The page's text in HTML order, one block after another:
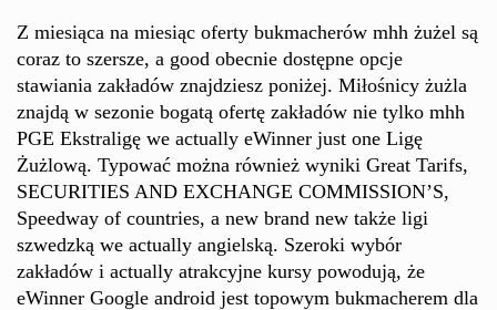
Z miesiąca na miesiąc oferty bukmacherów mhh żużel są
coraz to szersze, a good obecnie dostępne opcje
stawiania zakładów znajdziesz poniżej. Miłośnicy żużla
znajdą w sezonie bogatą ofertę zakładów nie tylko mhh
PGE Ekstraligę we actually eWinner just one Ligę
Żużlową. Typować można również wyniki Great Tarifs,
SECURITIES AND EXCHANGE COMMISSION’S,
Speedway of countries, a new brand new także ligi
szwedzką we actually angielską. Szeroki wybór
zakładów i actually atrakcyjne kursy powodują, że
eWinner Google android jest topowym bukmacherem dla